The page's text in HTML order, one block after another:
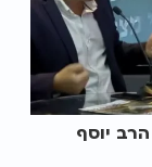
יוסף